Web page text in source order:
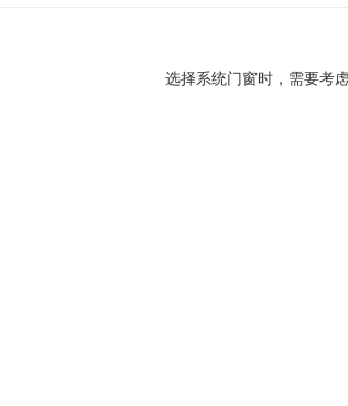
选择系统门窗时，需要考虑